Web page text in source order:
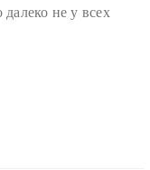
не у всех